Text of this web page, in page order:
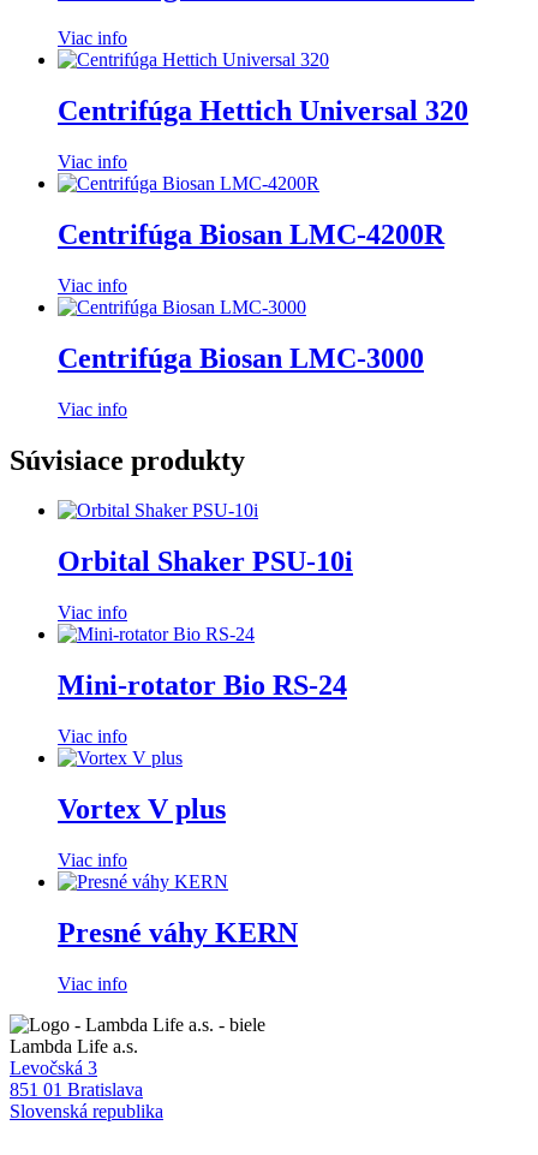
Viac info
Centrifúga Hettich Universal 320
Viac info
Centrifúga Biosan LMC-4200R
Viac info
Centrifúga Biosan LMC-3000
Viac info
Súvisiace produkty
Orbital Shaker PSU-10i
Viac info
Mini-rotator Bio RS-24
Viac info
Vortex V plus
Viac info
Presné váhy KERN
Viac info
Lambda Life a.s.
Levočská 3
851 01 Bratislava
Slovenská republika